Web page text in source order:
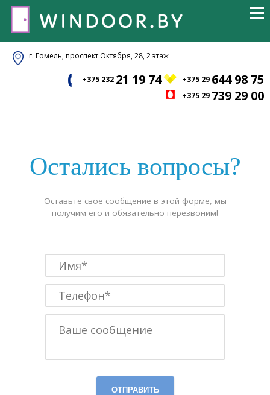
г. Гомель, проспект Октября, 28, 2 этаж
+375 232 21 19 74 +375 29 644 98 75
+375 29 739 29 00
Остались вопросы?
Оставьте свое сообщение в этой форме, мы
получим его и обязательно перезвоним!
ОТПРАВИТЬ